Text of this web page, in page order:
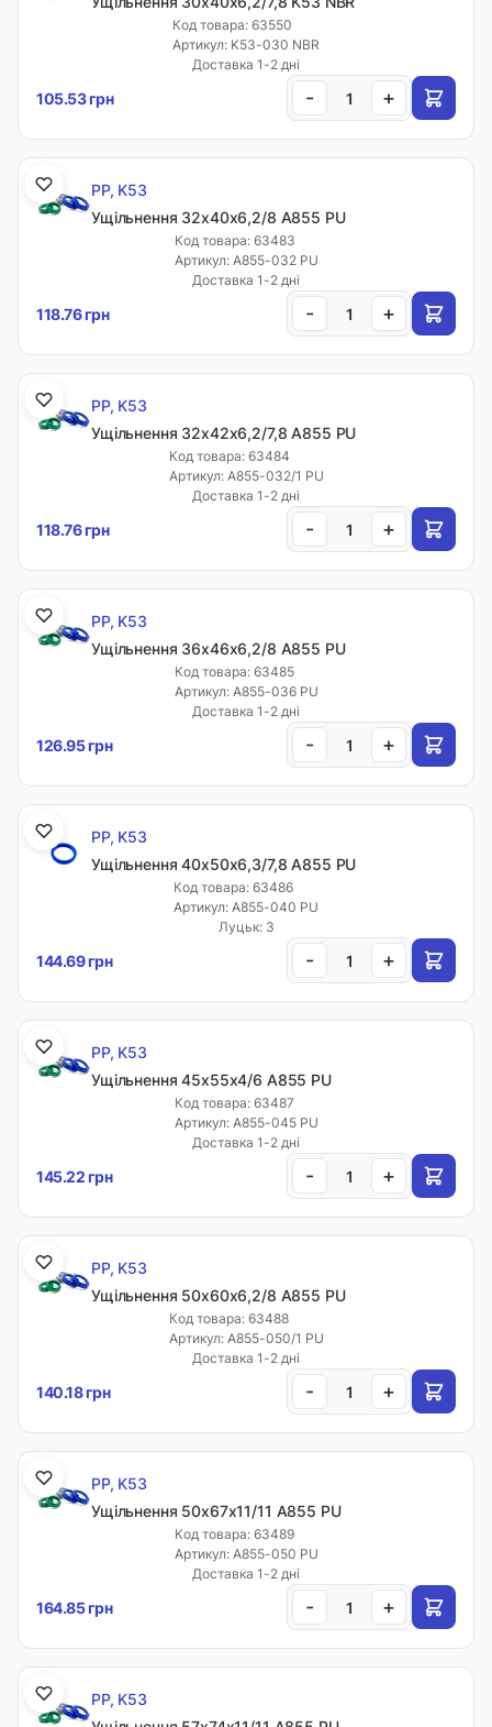
Код товара: 63550
Артикул: K53-030 NBR
Доставка 1-2 дні
105.53 грн - +
PP, K53
Ущільнення 32х40х6,2/8 A855 PU
Код товара: 63483
Артикул: A855-032 PU
Доставка 1-2 дні
118.76 грн - +
PP, K53
Ущільнення 32х42х6,2/7,8 A855 PU
Код товара: 63484
Артикул: A855-032/1 PU
Доставка 1-2 дні
118.76 грн - +
PP, K53
Ущільнення 36х46х6,2/8 A855 PU
Код товара: 63485
Артикул: A855-036 PU
Доставка 1-2 дні
126.95 грн - +
PP, K53
Ущільнення 40х50х6,3/7,8 A855 PU
Код товара: 63486
Артикул: A855-040 PU
Луцьк: 3
144.69 грн - +
PP, K53
Ущільнення 45х55х4/6 A855 PU
Код товара: 63487
Артикул: A855-045 PU
Доставка 1-2 дні
145.22 грн - +
PP, K53
Ущільнення 50х60х6,2/8 A855 PU
Код товара: 63488
Артикул: A855-050/1 PU
Доставка 1-2 дні
140.18 грн - +
PP, K53
Ущільнення 50х67х11/11 A855 PU
Код товара: 63489
Артикул: A855-050 PU
Доставка 1-2 дні
164.85 грн - +
PP, K53